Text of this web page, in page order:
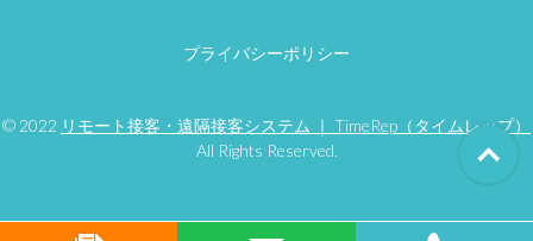
プライバシーポリシー
© 2022 リモート接客・遠隔接客システム ｜ TimeRep（タイムレップ）
All Rights Reserved.